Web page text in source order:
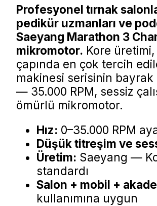
Profesyonel tırnak
pedikür uzmanları ve
Saeyang Marathon 3
mikromotor. Kore
çapında en çok tercih
makinesi serisinin
— 35.000 RPM, sessiz
ömürlü mikromotor.
Hız: 0–35.000 RPM
Düşük titreşim ve
Üretim: Saeyang —
standardı
Salon + mobil +
kullanımına uygun